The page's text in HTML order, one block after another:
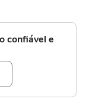
confiável e